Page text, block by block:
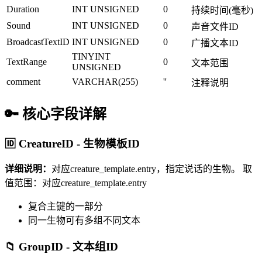
Duration
INT UNSIGNED 0
持续时间(毫秒)
Sound
INT UNSIGNED 0
声音文件ID
BroadcastTextID INT UNSIGNED 0
广播文本ID
TextRange
TINYINT
UNSIGNED
0
文本范围
comment
VARCHAR(255) '' 注释说明
🔑 核心字段详解
🆔 CreatureID - 生物模板ID
详细说明： 对应creature_template.entry，指定说话的生物。 取
值范围：对应creature_template.entry
复合主键的一部分
同一生物可有多组不同文本
📁 GroupID - 文本组ID